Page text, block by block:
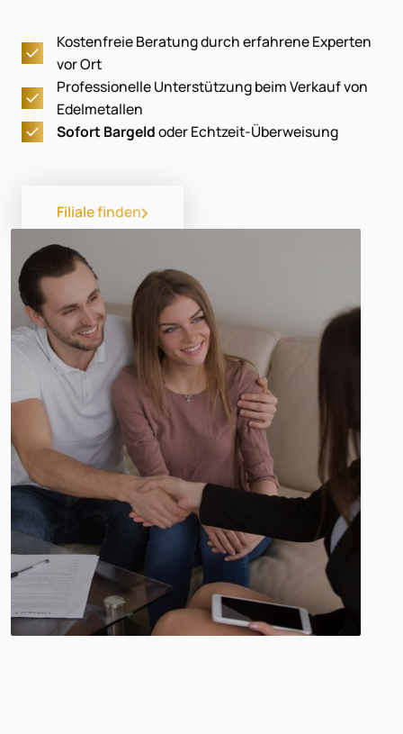
Kostenfreie Beratung durch erfahrene Experten
vor Ort
Professionelle Unterstützung beim Verkauf von
Edelmetallen
Sofort Bargeldoder Echtzeit-Überweisung
Filiale finden